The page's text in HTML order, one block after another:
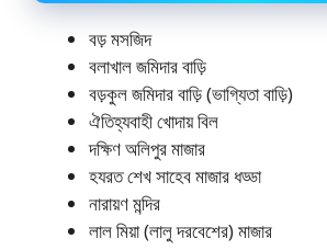
বড় মসজিদ
বলাখাল জমিদার বাড়ি
বড়কুল জমিদার বাড়ি (ভাগ্যিতা বাড়ি)
ঐতিহ্যবাহী খোদায় বিল
দক্ষিণ অলিপুর মাজার
হযরত শেখ সাহেব মাজার ধড্ডা
নারায়ণ মন্দির
লাল মিয়া (লালু দরবেশের) মাজার